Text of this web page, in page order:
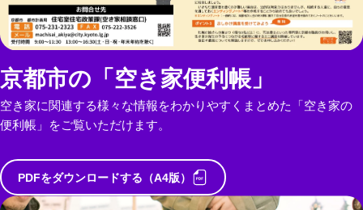
京都市の「空き家便利帳」
空き家に関連する様々な情報をわかりやすくまとめた「空き家の
便利帳」をご覧いただけます。
PDFをダウンロードする（A4版）